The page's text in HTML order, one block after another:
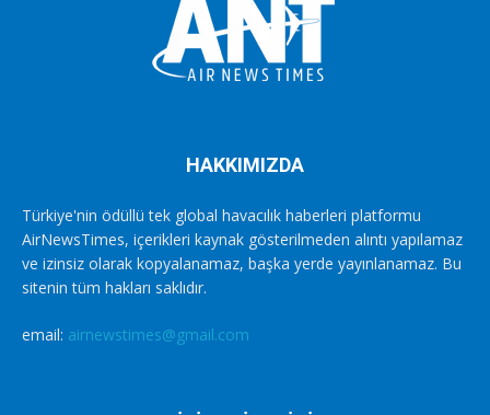
HAKKIMIZDA
Türkiye'nin ödüllü tek global havacılık haberleri platformu
AirNewsTimes, içerikleri kaynak gösterilmeden alıntı yapılamaz
ve izinsiz olarak kopyalanamaz, başka yerde yayınlanamaz. Bu
sitenin tüm hakları saklıdır.
email: airnewstimes@gmail.com